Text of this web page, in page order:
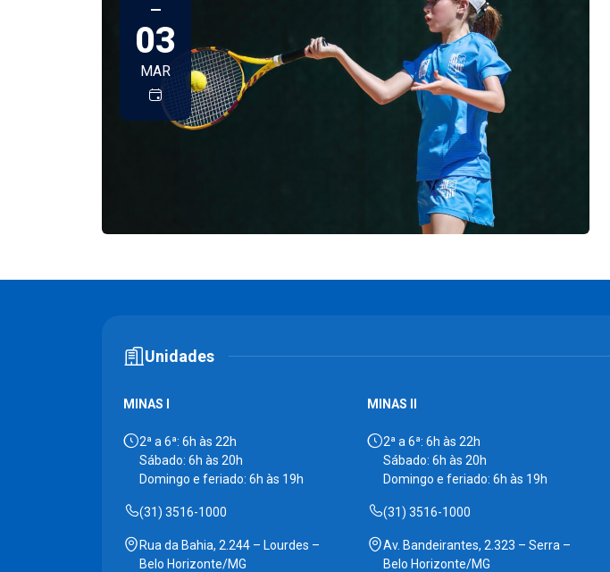
—
03
MAR
Unidades
MINAS I
2ª a 6ª: 6h às 22h
Sábado: 6h às 20h
Domingo e feriado: 6h às 19h
(31) 3516-1000
Rua da Bahia, 2.244 – Lourdes –
Belo Horizonte/MG
MINAS II
2ª a 6ª: 6h às 22h
Sábado: 6h às 20h
Domingo e feriado: 6h às 19h
(31) 3516-1000
Av. Bandeirantes, 2.323 – Serra –
Belo Horizonte/MG